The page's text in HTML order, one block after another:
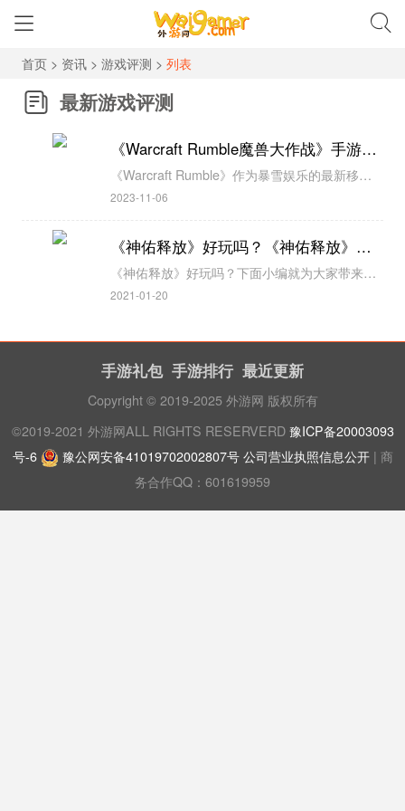
首页> 资讯> 游戏评测 > 列表
最新游戏评测
《Warcraft Rumble魔兽大作战》手游评测：还原经典
《Warcraft Rumble》作为暴雪娱乐的最新移动实时战略游戏，让我们这些魔兽的老粉有了新的战场。...
2023-11-06
《神佑释放》好玩吗？《神佑释放》内测评测怎么样？
《神佑释放》好玩吗？下面小编就为大家带来其他网站关于神佑释放内测的评测，总体来看这是一款不错的游戏。《神佑释放》的测试体验是有趣的，你总会在游戏的过程中，有种“守得云开见月明”的感受。...
2021-01-20
手游礼包 手游排行 最近更新
Copyright © 2019-2025 外游网 版权所有
©2019-2021 外游网ALL RIGHTS RESERVERD 豫ICP备20003093
号-6
豫公网安备41019702002807号 公司营业执照信息公开 | 商
务合作QQ：601619959